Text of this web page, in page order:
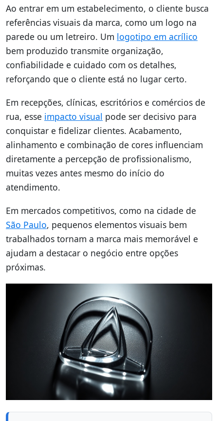
Ao entrar em um estabelecimento, o cliente busca
referências visuais da marca, como um logo na
parede ou um letreiro. Um logotipo em acrílico
bem produzido transmite organização,
confiabilidade e cuidado com os detalhes,
reforçando que o cliente está no lugar certo.
Em recepções, clínicas, escritórios e comércios de
rua, esse impacto visual pode ser decisivo para
conquistar e fidelizar clientes. Acabamento,
alinhamento e combinação de cores influenciam
diretamente a percepção de profissionalismo,
muitas vezes antes mesmo do início do
atendimento.
Em mercados competitivos, como na cidade de
São Paulo, pequenos elementos visuais bem
trabalhados tornam a marca mais memorável e
ajudam a destacar o negócio entre opções
próximas.